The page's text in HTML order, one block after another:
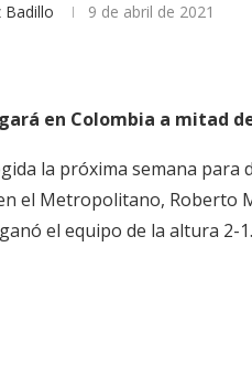
Badillo 9 de abril de 2021
en Colombia a mitad
la próxima semana para
el Metropolitano, Roberto
el equipo de la altura 2-1.